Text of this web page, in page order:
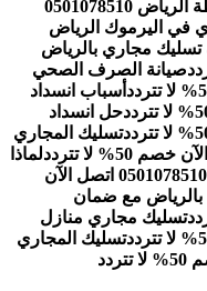
شركة تسليك مجاري في قرناطة الرياض 0501078510
في اليرموك الرياض
مجاري بالرياض
صيانة الصرف الصحي
أسباب انسداد
حل انسداد
تسليك المجاري
لماذا
يمكن التعاقد مع شركة تسليك المجاري 0501078510 اتصل الآن
مع ضمان
تسليك مجاري منازل
تسليك المجاري